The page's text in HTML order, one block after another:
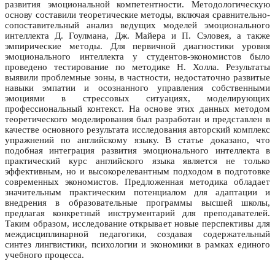
развития эмоциональной компетентности. Методологическую
основу составили теоретические методы, включая сравнительно-
сопоставительный анализ ведущих моделей эмоционального
интеллекта Д. Гоулмана, Дж. Майера и П. Сэловея, а также
эмпирические методы. Для первичной диагностики уровня
эмоционального интеллекта у студентов-экономистов было
проведено тестирование по методике Н. Холла. Результаты
выявили проблемные зоны, в частности, недостаточно развитые
навыки эмпатии и осознанного управления собственными
эмоциями в стрессовых ситуациях, моделирующих
профессиональный контекст. На основе этих данных методом
теоретического моделирования был разработан и представлен в
качестве основного результата исследования авторский комплекс
упражнений по английскому языку. В статье доказано, что
подобная интеграция развития эмоционального интеллекта в
практический курс английского языка является не только
эффективным, но и высокорелевантным подходом в подготовке
современных экономистов. Предложенная методика обладает
значительным практическим потенциалом для адаптации и
внедрения в образовательные программы высшей школы,
предлагая конкретный инструментарий для преподавателей.
Таким образом, исследование открывает новые перспективы для
междисциплинарной педагогики, создавая содержательный
синтез лингвистики, психологии и экономики в рамках единого
учебного процесса.